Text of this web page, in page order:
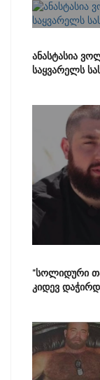
ანასტასია
საყვარელს
"სოლიდური
კიდევ